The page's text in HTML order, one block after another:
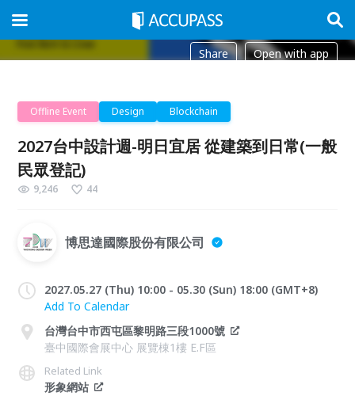
Share Open with app
Offline Event Design Blockchain
2027台中設計週-明日宜居 從建築到日常(一般
民眾登記)
9,246 44
博思達國際股份有限公司
2027.05.27 (Thu) 10:00 - 05.30 (Sun) 18:00 (GMT+8)
Add To Calendar
台灣台中市西屯區黎明路三段1000號
臺中國際會展中心 展覽棟1樓 E.F區
Related Link
形象網站